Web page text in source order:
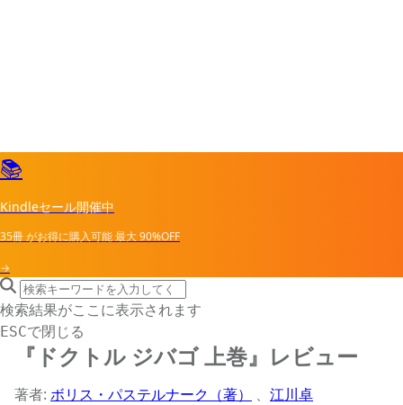
📚
Kindleセール開催中
35冊がお得に購入可能最大90%OFF
→
search icon
サイト内検索
検索結果がここに表示されます
ESCで閉じる
『ドクトル ジバゴ 上巻』レビュー
著者: ボリス・パステルナーク（著） 、 江川卓